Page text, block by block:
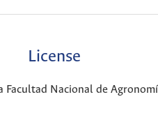
License
Facultad Nacional de